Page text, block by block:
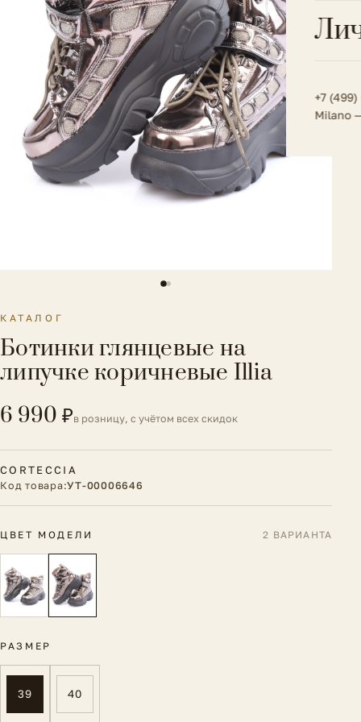
Весь
+7
Milano
КАТАЛОГ
Ботинки глянцевые на
липучке коричневые Illia
6 990 ₽в розницу, с учётом всех скидок
CORTECCIA
Код товара:УТ-00006646
ЦВЕТ МОДЕЛИ 2 ВАРИАНТА
РАЗМЕР
39 40